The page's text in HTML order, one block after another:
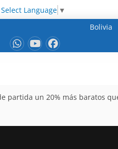
Select Language ▼
Bolivia
partida un 20% más baratos